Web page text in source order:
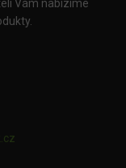
Vám nabízíme